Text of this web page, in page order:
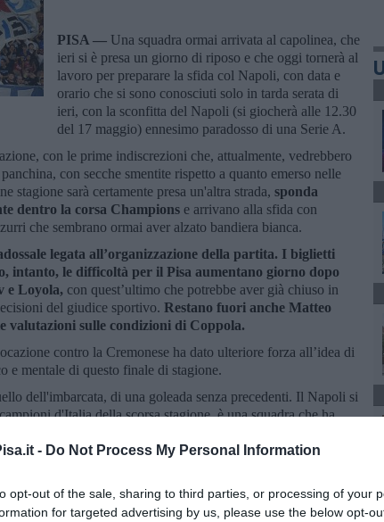
- Do Not Process My Personal Information
opt-out of the sale, sharing to third parties, or processing of your
for targeted advertising by us, please use the below opt-
PISA — Una squadra ormai arrivata al capolinea, che
ieri si è presa un giorno di riposo e che oggi tornerà al
lavoro per preparare la sfida col Napoli, con data e
orario che si sono conosciuti solo in tarda serata di
ieri, con la sconfitta del Napoli (si giocherà alle 12.30
del 17 maggio) ennesimo paradosso di una Serie A.
con le prime indiscrezioni che, attualmente, vedrebbero
con secche smentite rispetto a quanto emerso nelle
stagione sarà certamente presa un'altra strada, sponda
dentro la corsa Champions e arrivano alla sfida con
che sembrano ormai aver alzato bandiera bianca.
legata all’organizzazione della partita. I biglietti
intanto, le difficoltà per il Pisa aumentano giorno dopo
e Loyola, con quest’ultimo che potrebbe aver già chiuso in
del giudice sportivo. Restano fuori anche Matteo
valutazioni sulle condizioni di Coppola.
contro la Cremonese ha dato ulteriore forza all’idea di
e mentale di questo finale di stagione.
dell'imbarcata, di una goleada senza precedenti. Il Napoli si
d'Italia della scorsa stagione, è una squadra che ha
arrivano alla trasferta con una rosa ridotta, poche certezze
verso la conclusione.